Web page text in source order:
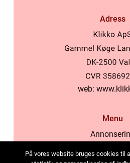
Adress
web:
Menu
På vores website bruges cookies til